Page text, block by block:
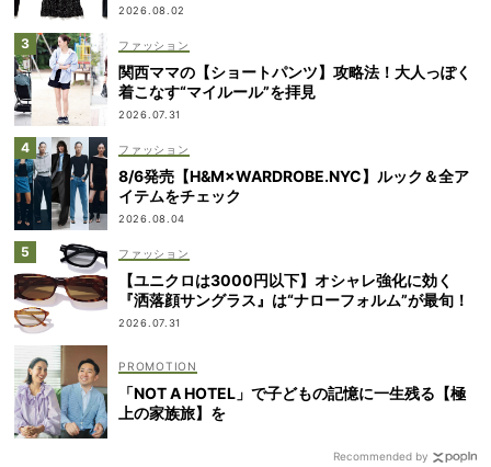
2026.08.02
ファッション
関西ママの【ショートパンツ】攻略法！大人っぽく
着こなす“マイルール”を拝見
2026.07.31
ファッション
8/6発売【H&M×WARDROBE.NYC】ルック＆全ア
イテムをチェック
2026.08.04
ファッション
【ユニクロは3000円以下】オシャレ強化に効く
『洒落顔サングラス』は“ナローフォルム”が最旬！
2026.07.31
「NOT A HOTEL」で子どもの記憶に一生残る【極
上の家族旅】を
Recommended by